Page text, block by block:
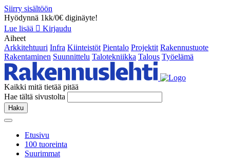
Siirry sisältöön
Hyödynnä 1kk/0€ diginäyte!
Lue lisää
Kirjaudu
Aiheet
Arkkitehtuuri Infra Kiinteistöt Pientalo Projektit Rakennustuote
Rakentaminen Suunnittelu Talotekniikka Talous Työelämä
Kaikki mitä tietää pitää
Hae tältä sivustolta
Haku
Etusivu
100 tuoreinta
Suurimmat